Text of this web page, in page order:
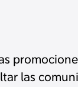
las